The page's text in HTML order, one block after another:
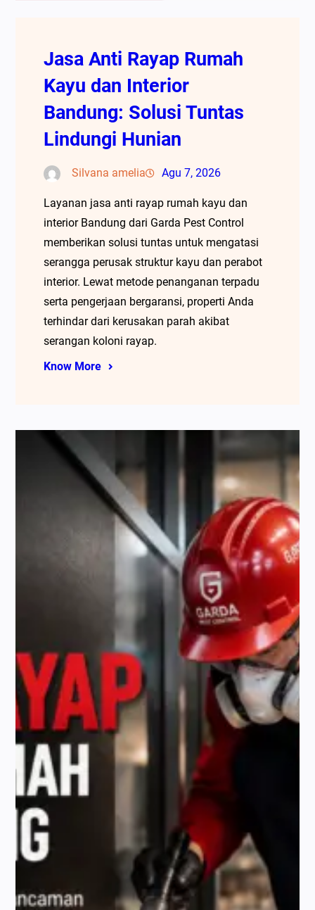
Jasa Anti Rayap Rumah
Kayu dan Interior
Bandung: Solusi Tuntas
Lindungi Hunian
Silvana amelia Agu 7, 2026
Layanan jasa anti rayap rumah kayu dan
interior Bandung dari Garda Pest Control
memberikan solusi tuntas untuk mengatasi
serangga perusak struktur kayu dan perabot
interior. Lewat metode penanganan terpadu
serta pengerjaan bergaransi, properti Anda
terhindar dari kerusakan parah akibat
serangan koloni rayap.
Know More